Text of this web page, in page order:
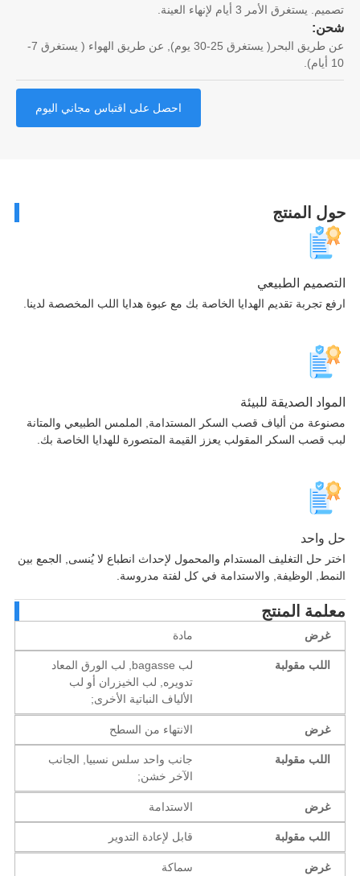
يستغرق الأمر 3 أيام لإنهاء العينة.
عن طريق البحر( يستغرق 25-30 يوم), عن طريق الهواء ( يستغرق 7-
احصل على اقتباس مجاني اليوم
المنتج
الطبيعي
تجربة تقديم الهدايا الخاصة بك مع عبوة هدايا اللب المخصصة لدينا.
الصديقة للبيئة
من ألياف قصب السكر المستدامة, الملمس الطبيعي والمتانة
قصب السكر المقولب يعزز القيمة المتصورة للهدايا الخاصة بك.
واحد
حل التغليف المستدام والمحمول لإحداث انطباع لا يُنسى, الجمع بين
الوظيفة, والاستدامة في كل لفتة مدروسة.
المنتج
اللب مقولبة
لب bagasse, لب الورق المعاد
تدويره, لب الخيزران أو لب
الألياف النباتية الأخرى;
الانتهاء من السطح
اللب مقولبة
جانب واحد سلس نسبيا, الجانب
الآخر خشن;
الاستدامة
اللب مقولبة قابل لإعادة التدوير
سماكة